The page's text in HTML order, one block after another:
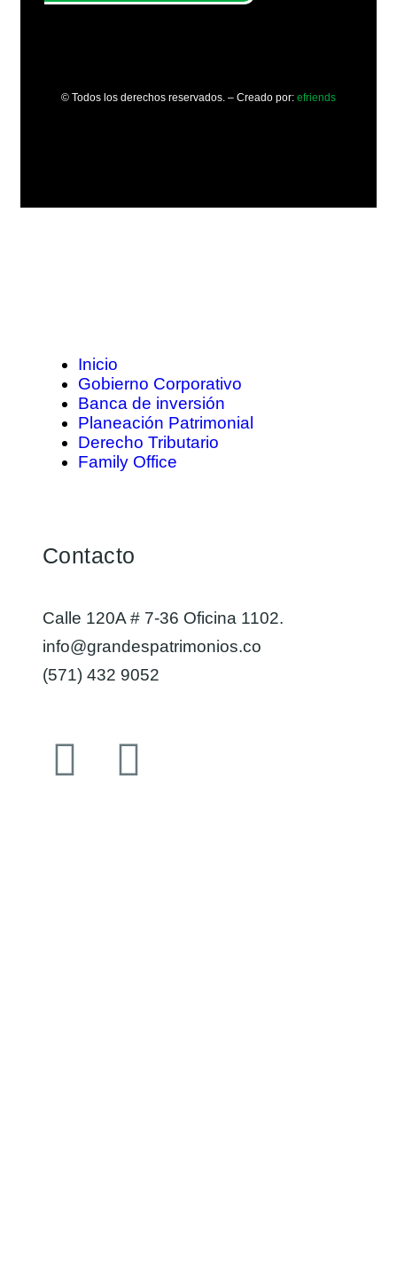
© Todos los derechos reservados. – Creado por: efriends
Inicio
Gobierno Corporativo
Banca de inversión
Planeación Patrimonial
Derecho Tributario
Family Office
Contacto
Calle 120A # 7-36 Oficina 1102.
info@grandespatrimonios.co
(571) 432 9052